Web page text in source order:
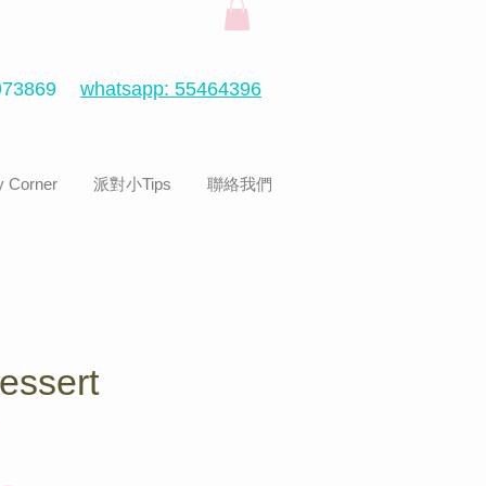
whatsapp: 55464396
Corner 派對小Tips 聯絡我們